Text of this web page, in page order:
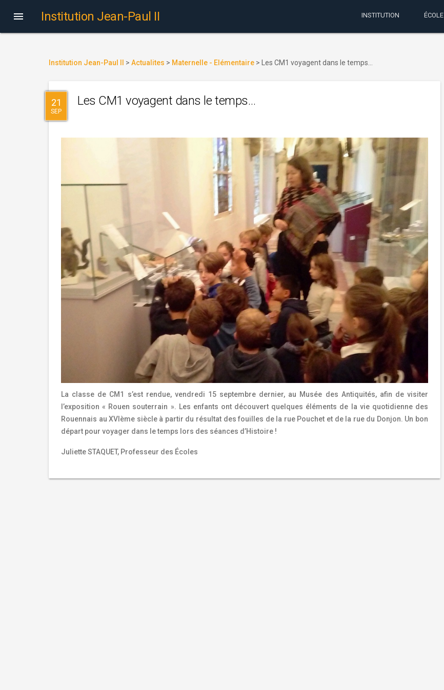
 Institution Jean-Paul II INSTITUTION ÉCOLE
Institution Jean-Paul II > Actualites > Maternelle - Elémentaire > Les CM1 voyagent dans le temps…
21
SEP
Les CM1 voyagent dans le temps…
La classe de CM1 s’est rendue, vendredi 15 septembre dernier, au Musée des Antiquités, afin de visiter
l’exposition « Rouen souterrain ». Les enfants ont découvert quelques éléments de la vie quotidienne des
Rouennais au XVIème siècle à partir du résultat des fouilles de la rue Pouchet et de la rue du Donjon. Un bon
départ pour voyager dans le temps lors des séances d’Histoire !
Juliette STAQUET, Professeur des Écoles